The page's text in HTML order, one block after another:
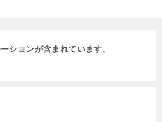
ションが含まれています。